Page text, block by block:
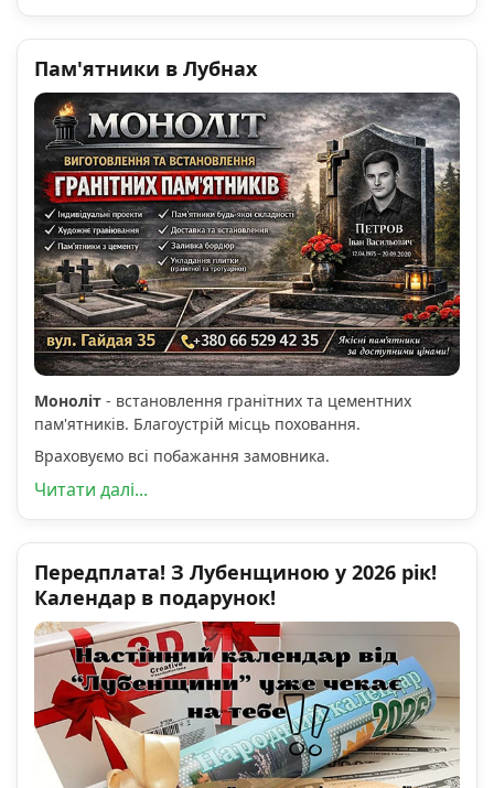
Пам'ятники в Лубнах
Моноліт - встановлення гранітних та цементних
пам'ятників. Благоустрій місць поховання.
Враховуємо всі побажання замовника.
Читати далі...
Передплата! З Лубенщиною у 2026 рік!
Календар в подарунок!